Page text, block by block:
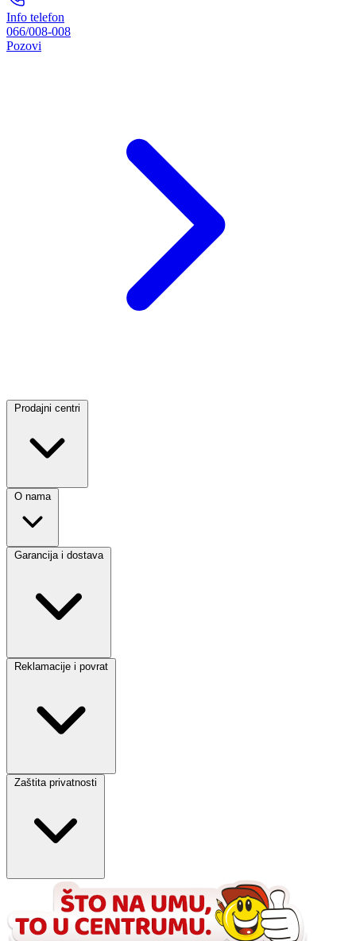
Info telefon
066/008-008
Pozovi
Prodajni centri
O nama
Garancija i dostava
Reklamacije i povrat
Zaštita privatnosti